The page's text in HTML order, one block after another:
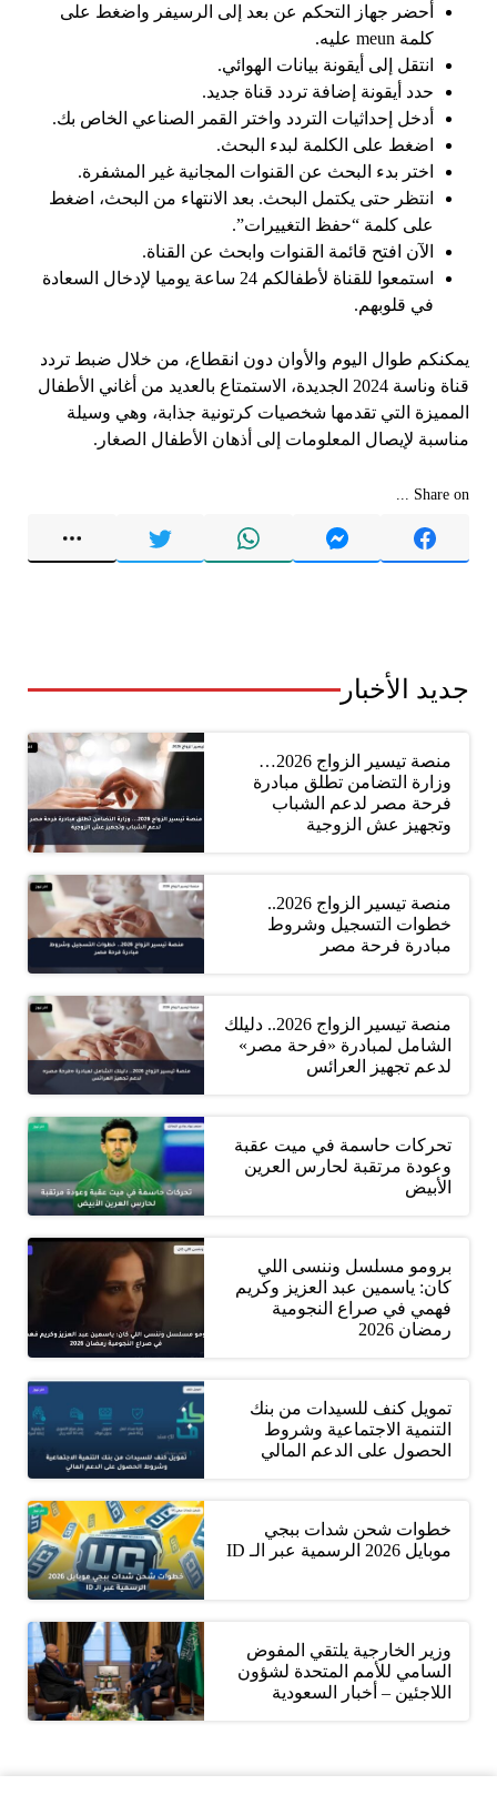
أحضر جهاز التحكم عن بعد إلى الرسيفر واضغط على
كلمة meun عليه.
انتقل إلى أيقونة بيانات الهوائي.
حدد أيقونة إضافة تردد قناة جديد.
أدخل إحداثيات التردد واختر القمر الصناعي الخاص بك.
اضغط على الكلمة لبدء البحث.
اختر بدء البحث عن القنوات المجانية غير المشفرة.
انتظر حتى يكتمل البحث. بعد الانتهاء من البحث، اضغط
على كلمة “حفظ التغييرات”.
الآن افتح قائمة القنوات وابحث عن القناة.
استمعوا للقناة لأطفالكم 24 ساعة يوميا لإدخال السعادة
في قلوبهم.
يمكنكم طوال اليوم والأوان دون انقطاع، من خلال ضبط تردد
قناة وناسة 2024 الجديدة، الاستمتاع بالعديد من أغاني الأطفال
المميزة التي تقدمها شخصيات كرتونية جذابة، وهي وسيلة
مناسبة لإيصال المعلومات إلى أذهان الأطفال الصغار.
Share on ...
جديد الأخبار
منصة تيسير الزواج 2026…
وزارة التضامن تطلق مبادرة
فرحة مصر لدعم الشباب
وتجهيز عش الزوجية
منصة تيسير الزواج 2026..
خطوات التسجيل وشروط
مبادرة فرحة مصر
منصة تيسير الزواج 2026.. دليلك
الشامل لمبادرة «فرحة مصر»
لدعم تجهيز العرائس
تحركات حاسمة في ميت عقبة
وعودة مرتقبة لحارس العرين
الأبيض
برومو مسلسل وننسى اللي
كان: ياسمين عبد العزيز وكريم
فهمي في صراع النجومية
رمضان 2026
تمويل كنف للسيدات من بنك
التنمية الاجتماعية وشروط
الحصول على الدعم المالي
خطوات شحن شدات ببجي
موبايل 2026 الرسمية عبر الـ ID
وزير الخارجية يلتقي المفوض
السامي للأمم المتحدة لشؤون
اللاجئين – أخبار السعودية